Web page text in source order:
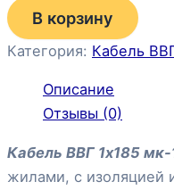
В корзину
Категория: Кабель
Описание
Отзывы (0)
Кабель ВВГ 1х185 мк-
жилами, с изоляцией